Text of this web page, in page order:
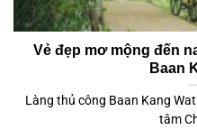
Vẻ đẹp mơ mộng đến
Baan
Làng thủ công Baan Kang
tâm